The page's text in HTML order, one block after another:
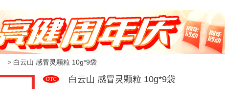
> 白云山 感冒灵颗粒 10g*9袋
白云山 感冒灵颗粒 10g*9袋